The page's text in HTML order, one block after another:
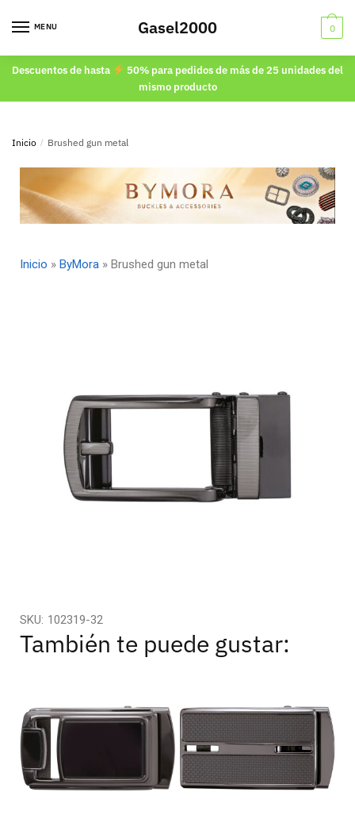
MENU Gasel2000 0
Descuentos de hasta
50% para pedidos de más de 25 unidades del
mismo producto
Inicio / Brushed gun metal
Inicio » ByMora » Brushed gun metal
SKU: 102319-32
También te puede gustar: